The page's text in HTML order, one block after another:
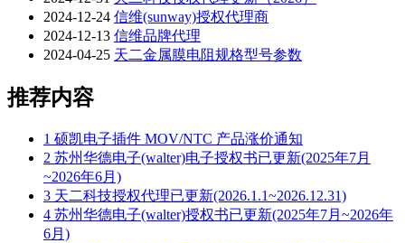
2024-12-24 信维(sunway)授权代理商
2024-12-13 信维品牌代理
2024-04-25 天二金属膜电阻规格型号参数
推荐内容
1 硕凯电子插件 MOV/NTC 产品涨价通知
2 苏州华德电子(walter)电子授权书已更新(2025年7月
~2026年6月)
3 天二科技授权代理已更新(2026.1.1~2026.12.31)
4 苏州华德电子(walter)授权书已更新(2025年7月~2026年
6月)